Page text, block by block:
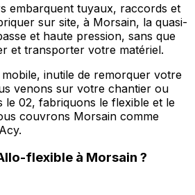
embarquent tuyaux, raccords et
sur site, à Morsain, la quasi-
et haute pression, sans que
et transporter votre matériel.
inutile de remorquer votre
venons sur votre chantier ou
le 02, fabriquons le flexible et le
couvrons Morsain comme
flexible à Morsain ?